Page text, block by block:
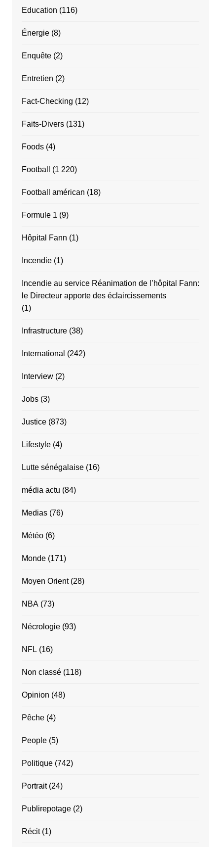
Education (116)
Énergie(8)
Enquête(2)
Entretien (2)
Fact-Checking (12)
Faits-Divers(131)
Foods(4)
Football (1 220)
Football américan (18)
Formule 1 (9)
Hôpital Fann (1)
Incendie(1)
Incendie au service Réanimation de l’hôpital Fann:
le Directeur apporte des éclaircissements
(1)
Infrastructure(38)
International (242)
Interview(2)
Jobs(3)
Justice(873)
Lifestyle(4)
Lutte sénégalaise(16)
média actu (84)
Medias(76)
Météo(6)
Monde(171)
Moyen Orient(28)
NBA(73)
Nécrologie(93)
NFL (16)
Non classé(118)
Opinion (48)
Pêche(4)
People(5)
Politique(742)
Portrait(24)
Publirepotage(2)
Récit(1)